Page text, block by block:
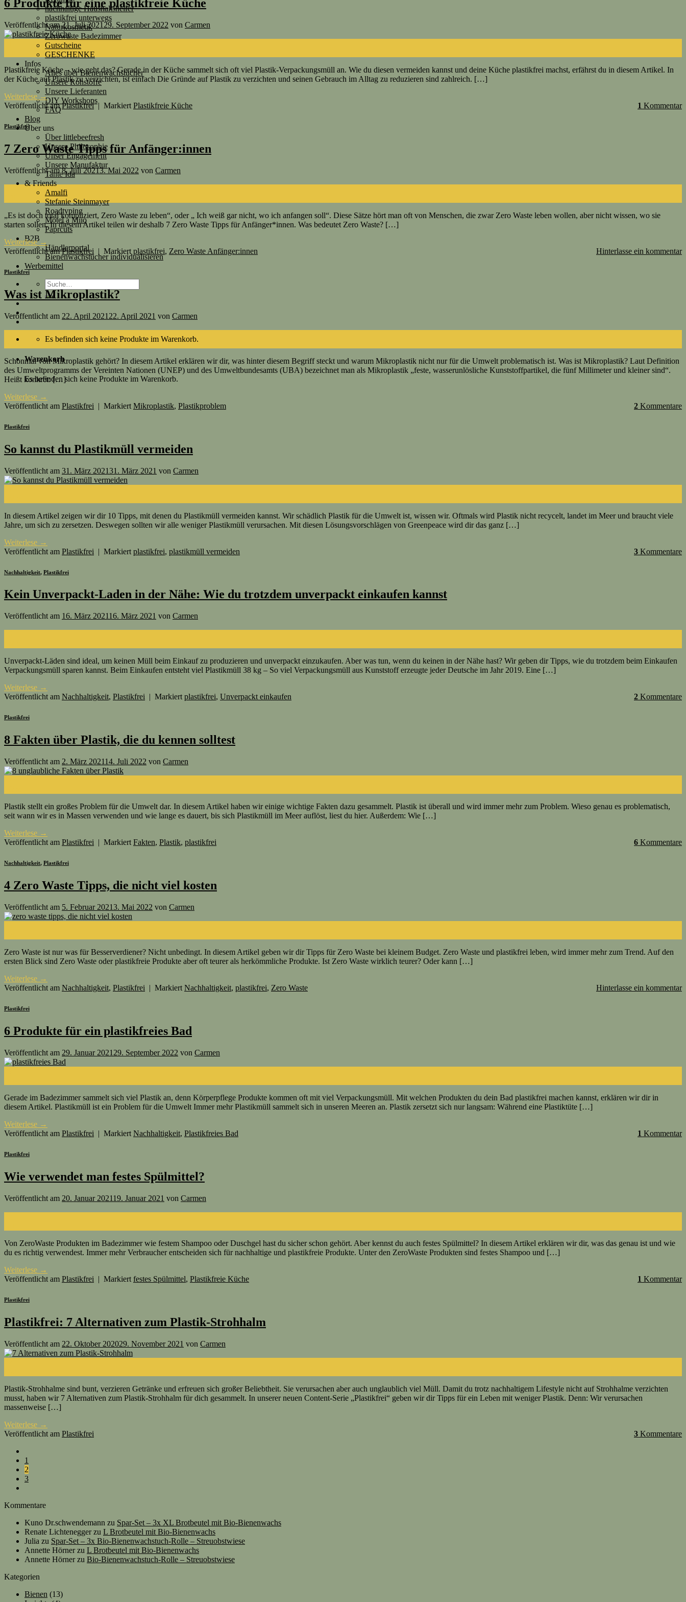
nachhaltige Haushaltshelfer
plastikfrei unterwegs
Naturkosmetik
Zerowaste Badezimmer
Gutscheine
GESCHENKE
Infos
Alles über Bienenwachstücher
Unsere Rohstoffe
Unsere Lieferanten
DIY Workshops
FAQ
Blog
Über uns
Über littlebeefresh
Unsere Philosophie
Unser Engagement
Unsere Manufaktur
Tante Ida
& Friends
Amalfi
Stefanie Steinmayer
Roadtyping
Motel a Miio
Paprcuts
B2B
Händlerportal
Bienenwachstücher individualisieren
Werbemittel
Suche
nach:
Es befinden sich keine Produkte im Warenkorb.
Warenkorb
Es befinden sich keine Produkte im Warenkorb.
6 Produkte für eine plastikfreie Küche
Veröffentlicht am21. Juli 2021 29. September 2022 von Carmen
Plastikfreie Küche – wie geht das? Gerade in der Küche sammelt sich oft viel Plastik-Verpackungsmüll an. Wie du diesen vermeiden kannst und deine Küche plastikfrei machst, erfährst du in diesem Artikel. In
der Küche auf Plastik zu verzichten, ist einfach Die Gründe auf Plastik zu verzichten und seinen Gebrauch im Alltag zu reduzieren sind zahlreich. […]
Weiterlese →
Veröffentlicht amPlastikfrei | Markiert Plastikfreie Küche 1 Kommentar
Plastikfrei
7 Zero Waste Tipps für Anfänger:innen
Veröffentlicht am8. Juli 20213. Mai 2022 von Carmen
„Es ist doch total kompliziert, Zero Waste zu leben“, oder „ Ich weiß gar nicht, wo ich anfangen soll“. Diese Sätze hört man oft von Menschen, die zwar Zero Waste leben wollen, aber nicht wissen, wo sie
starten sollen. In diesem Artikel teilen wir deshalb 7 Zero Waste Tipps für Anfänger*innen. Was bedeutet Zero Waste? […]
Weiterlese→
Veröffentlicht amPlastikfrei | Markiert plastikfrei, Zero Waste Anfänger:innen Hinterlasse ein kommentar
Plastikfrei
Was ist Mikroplastik?
Veröffentlicht am 22. April 2021 22. April 2021 von Carmen
Apr.
Schonmal von Mikroplastik gehört? In diesem Artikel erklären wir dir, was hinter diesem Begriff steckt und warum Mikroplastik nicht nur für die Umwelt problematisch ist. Was ist Mikroplastik? Laut Definition
des Umweltprogramms der Vereinten Nationen (UNEP) und des Umweltbundesamts (UBA) bezeichnet man als Mikroplastik „feste, wasserunlösliche Kunststoffpartikel, die fünf Millimeter und kleiner sind“.
Heißt konkret: […]
Weiterlese →
Veröffentlicht am Plastikfrei | Markiert Mikroplastik, Plastikproblem 2 Kommentare
Plastikfrei
So kannst du Plastikmüll vermeiden
Veröffentlicht am 31. März 202131. März 2021 von Carmen
In diesem Artikel zeigen wir dir 10 Tipps, mit denen du Plastikmüll vermeiden kannst. Wir schädlich Plastik für die Umwelt ist, wissen wir. Oftmals wird Plastik nicht recycelt, landet im Meer und braucht viele
Jahre, um sich zu zersetzen. Deswegen sollten wir alle weniger Plastikmüll verursachen. Mit diesen Lösungsvorschlägen von Greenpeace wird dir das ganz […]
Weiterlese →
Veröffentlicht am Plastikfrei | Markiert plastikfrei, plastikmüll vermeiden 3 Kommentare
Nachhaltigkeit, Plastikfrei
Kein Unverpackt-Laden in der Nähe: Wie du trotzdem unverpackt einkaufen kannst
Veröffentlicht am 16. März 202116. März 2021 von Carmen
Unverpackt-Läden sind ideal, um keinen Müll beim Einkauf zu produzieren und unverpackt einzukaufen. Aber was tun, wenn du keinen in der Nähe hast? Wir geben dir Tipps, wie du trotzdem beim Einkaufen
Verpackungsmüll sparen kannst. Beim Einkaufen entsteht viel Plastikmüll 38 kg – So viel Verpackungsmüll aus Kunststoff erzeugte jeder Deutsche im Jahr 2019. Eine […]
Weiterlese →
Veröffentlicht am Nachhaltigkeit, Plastikfrei | Markiert plastikfrei, Unverpackt einkaufen 2 Kommentare
Plastikfrei
8 Fakten über Plastik, die du kennen solltest
Veröffentlicht am 2. März 202114. Juli 2022 von Carmen
Plastik stellt ein großes Problem für die Umwelt dar. In diesem Artikel haben wir einige wichtige Fakten dazu gesammelt. Plastik ist überall und wird immer mehr zum Problem. Wieso genau es problematisch,
seit wann wir es in Massen verwenden und wie lange es dauert, bis sich Plastikmüll im Meer auflöst, liest du hier. Außerdem: Wie […]
Weiterlese →
Veröffentlicht am Plastikfrei | Markiert Fakten, Plastik, plastikfrei 6 Kommentare
Nachhaltigkeit, Plastikfrei
4 Zero Waste Tipps, die nicht viel kosten
Veröffentlicht am 5. Februar 20213. Mai 2022 von Carmen
Zero Waste ist nur was für Besserverdiener? Nicht unbedingt. In diesem Artikel geben wir dir Tipps für Zero Waste bei kleinem Budget. Zero Waste und plastikfrei leben, wird immer mehr zum Trend. Auf den
ersten Blick sind Zero Waste oder plastikfreie Produkte aber oft teurer als herkömmliche Produkte. Ist Zero Waste wirklich teurer? Oder kann […]
Weiterlese →
Veröffentlicht am Nachhaltigkeit, Plastikfrei | Markiert Nachhaltigkeit, plastikfrei, Zero Waste Hinterlasse ein kommentar
Plastikfrei
6 Produkte für ein plastikfreies Bad
Veröffentlicht am 29. Januar 2021 29. September 2022 von Carmen
Gerade im Badezimmer sammelt sich viel Plastik an, denn Körperpflege Produkte kommen oft mit viel Verpackungsmüll. Mit welchen Produkten du dein Bad plastikfrei machen kannst, erklären wir dir in
diesem Artikel. Plastikmüll ist ein Problem für die Umwelt Immer mehr Plastikmüll sammelt sich in unseren Meeren an. Plastik zersetzt sich nur langsam: Während eine Plastiktüte […]
Weiterlese →
Veröffentlicht am Plastikfrei | Markiert Nachhaltigkeit, Plastikfreies Bad 1 Kommentar
Plastikfrei
Wie verwendet man festes Spülmittel?
Veröffentlicht am 20. Januar 202119. Januar 2021 von Carmen
Von ZeroWaste Produkten im Badezimmer wie festem Shampoo oder Duschgel hast du sicher schon gehört. Aber kennst du auch festes Spülmittel? In diesem Artikel erklären wir dir, was das genau ist und wie
du es richtig verwendest. Immer mehr Verbraucher entscheiden sich für nachhaltige und plastikfreie Produkte. Unter den ZeroWaste Produkten sind festes Shampoo und […]
Weiterlese →
Veröffentlicht am Plastikfrei | Markiert festes Spülmittel, Plastikfreie Küche 1 Kommentar
Plastikfrei
Plastikfrei: 7 Alternativen zum Plastik-Strohhalm
Veröffentlicht am 22. Oktober 202029. November 2021 von Carmen
Plastik-Strohhalme sind bunt, verzieren Getränke und erfreuen sich großer Beliebtheit. Sie verursachen aber auch unglaublich viel Müll. Damit du trotz nachhaltigem Lifestyle nicht auf Strohhalme verzichten
musst, haben wir 7 Alternativen zum Plastik-Strohhalm für dich gesammelt. In unserer neuen Content-Serie „Plastikfrei“ geben wir dir Tipps für ein Leben mit weniger Plastik. Denn: Wir verursachen
massenweise […]
Weiterlese →
Veröffentlicht am Plastikfrei 3 Kommentare
1
2
3
Kommentare
Kuno Dr.schwendemann zu Spar-Set – 3x XL Brotbeutel mit Bio-Bienenwachs
Renate Lichteneggerzu L Brotbeutel mit Bio-Bienenwachs
Julia zu Spar-Set – 3x Bio-Bienenwachstuch-Rolle – Streuobstwiese
Annette Hörnerzu L Brotbeutel mit Bio-Bienenwachs
Annette Hörnerzu Bio-Bienenwachstuch-Rolle – Streuobstwiese
Kategorien
Bienen (13)